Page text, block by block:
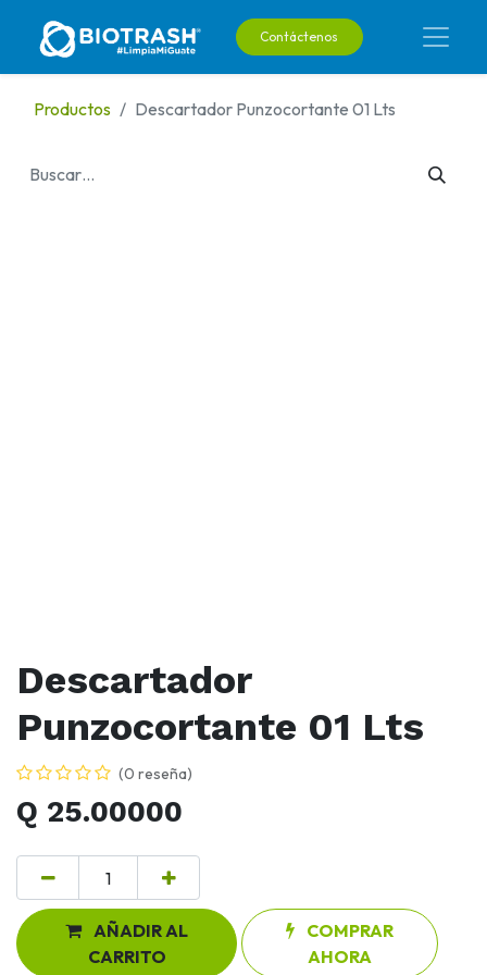
Contáctenos
Productos Descartador Punzocortante 01 Lts
Descartador
Punzocortante 01 Lts
(0 reseña)
Q 25.00000
AÑADIR AL
CARRITO
COMPRAR
AHORA